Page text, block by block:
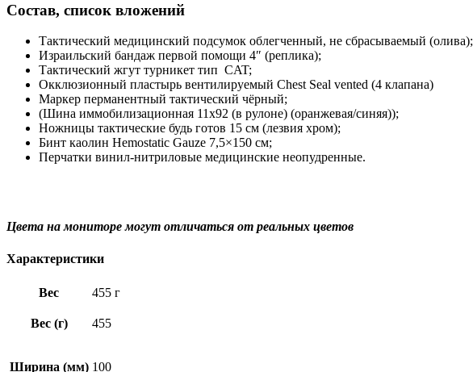
Состав, список вложений
Тактический медицинский подсумок облегченный, не сбрасываемый (олива);
Израильский бандаж первой помощи 4″ (реплика);
Тактический жгут турникет тип CAT;
Окклюзионный пластырь вентилируемый Chest Seal vented (4 клапана)
Маркер перманентный тактический чёрный;
(Шина иммобилизационная 11х92 (в рулоне) (оранжевая/синяя));
Ножницы тактические будь готов 15 см (лезвия хром);
Бинт каолин Hemostatic Gauze 7,5×150 см;
Перчатки винил-нитриловые медицинские неопудренные.
Цвета на мониторе могут отличаться от реальных цветов
Характеристики
Вес 455 г
Вес (г) 455
Ширина (мм) 100